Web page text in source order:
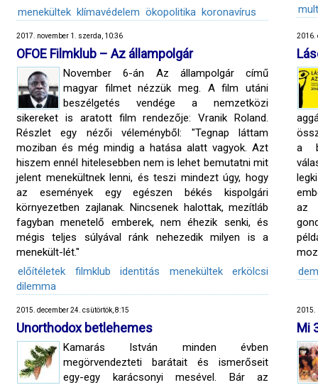
menekültek klímavédelem ökopolitika koronavírus
2017. november 1. szerda, 10:36
OFOE Filmklub – Az állampolgár
November 6-án Az állampolgár című
magyar filmet nézzük meg. A film utáni
beszélgetés vendége a nemzetközi
sikereket is aratott film rendezője: Vranik Roland.
Részlet egy nézői véleményből: "Tegnap láttam
moziban és még mindig a hatása alatt vagyok. Azt
hiszem ennél hitelesebben nem is lehet bemutatni mit
jelent menekültnek lenni, és teszi mindezt úgy, hogy
az események egy egészen békés kispolgári
környezetben zajlanak. Nincsenek halottak, mezítláb
fagyban menetelő emberek, nem éhezik senki, és
mégis teljes súlyával ránk nehezedik milyen is a
menekült-lét."
előítéletek
filmklub identitás menekültek
erkölcsi
dilemma
2016.
a
az
2015. december 24. csütörtök, 8:15
Unorthodox betlehemes
Kamarás István minden évben
megörvendezteti barátait és ismerőseit
egy-egy karácsonyi mesével. Bár az
2015.
Mi